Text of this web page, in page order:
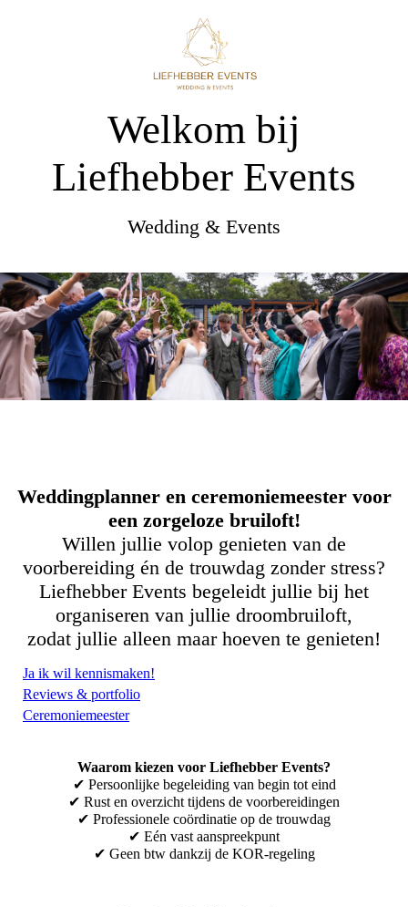
Welkom bij
Liefhebber Events
Wedding & Events
Weddingplanner en ceremoniemeester voor
een zorgeloze bruiloft!
Willen jullie volop genieten van de
voorbereiding én de trouwdag zonder stress?
Liefhebber Events begeleidt jullie bij het
organiseren van jullie droombruiloft,
zodat jullie alleen maar hoeven te genieten!
Ja ik wil kennismaken!
Reviews & portfolio
Ceremoniemeester
Waarom kiezen voor Liefhebber Events?
✔ Persoonlijke begeleiding van begin tot eind
✔ Rust en overzicht tijdens de voorbereidingen
✔ Professionele coördinatie op de trouwdag
✔ Eén vast aanspreekpunt
✔ Geen btw dankzij de KOR-regeling